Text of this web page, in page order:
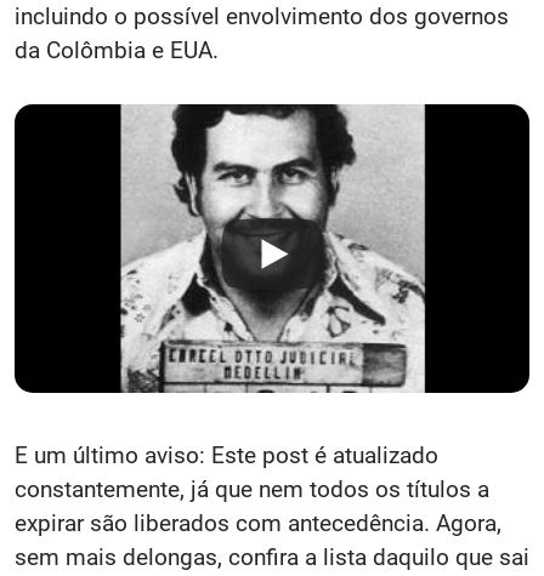
incluindo o possível envolvimento dos governos
da Colômbia e EUA.
E um último aviso: Este post é atualizado
constantemente, já que nem todos os títulos a
expirar são liberados com antecedência. Agora,
sem mais delongas, confira a lista daquilo que sai